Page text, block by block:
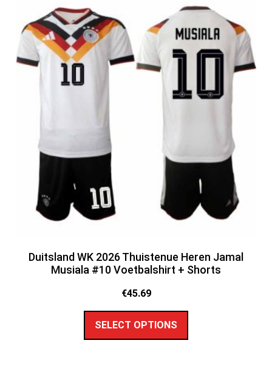
Duitsland WK 2026 Thuistenue Heren Jamal
Musiala #10 Voetbalshirt + Shorts
€45.69
SELECT OPTIONS